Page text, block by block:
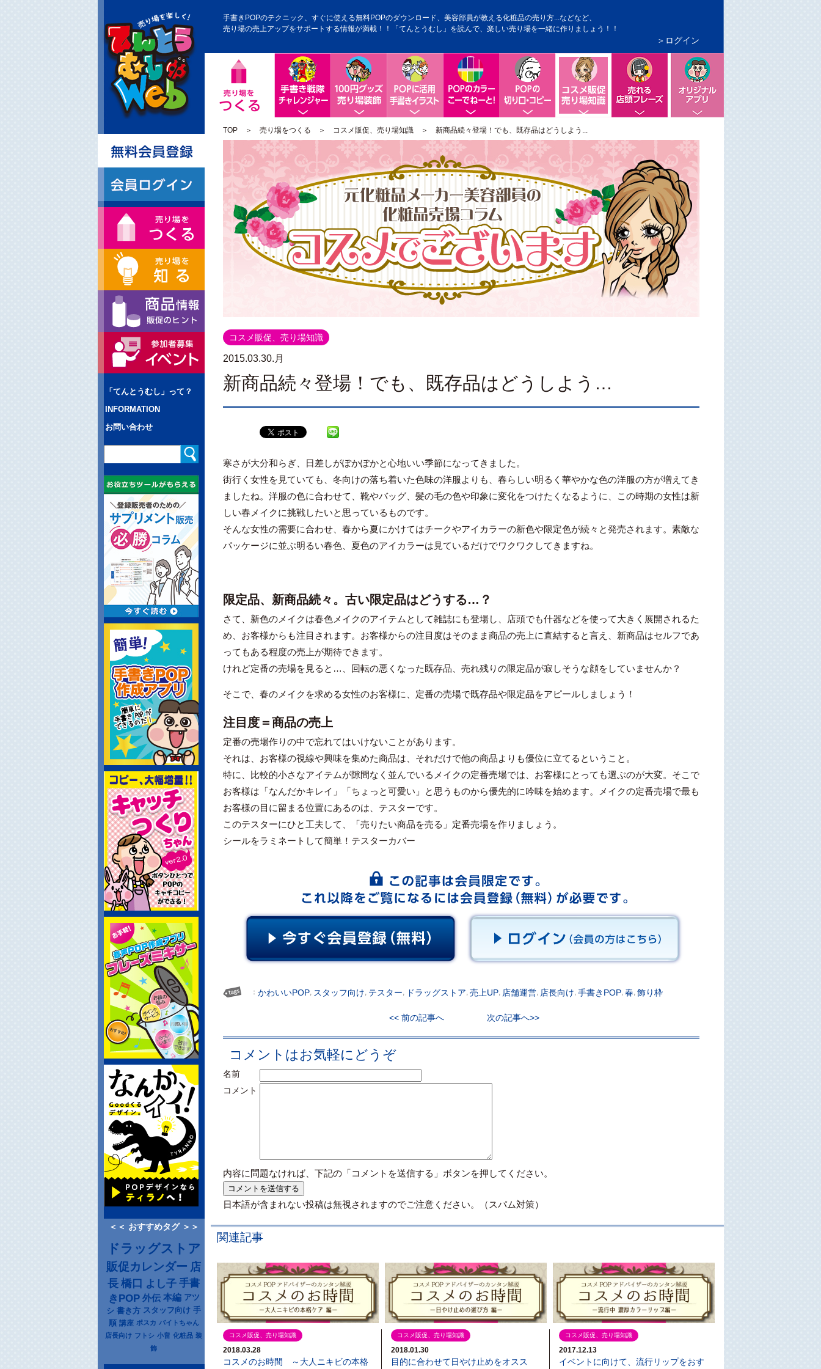
手書きPOPのテクニック、すぐに使える無料POPのダウンロード、美容部員が教える化粧品の売り方...などなど、
売り場の売上アップをサポートする情報が満載！！「てんとうむし」を読んで、楽しい売り場を一緒に作りましょう！！
＞ログイン
手書きPOP戦隊チャレンジャー
100円グッズ売り場装飾POPに活用手書きイラスト手書きPOPの色づかいPOPの切り口コピーコスメ販促、売り場知識店頭で売れるフレーズ
TOP＞ 売り場をつくる ＞ コスメ販促、売り場知識＞ 新商品続々登場！でも、既存品はどうしよう...
「てんとうむし」って？
INFORMATION
お問い合わせ
＜＜ おすすめタグ ＞＞
ドラッグストア
販促カレンダー 店
長 橋口 よし子 手書
きPOP 外伝 本編 アツ
シ 書き方 スタッフ向け 手
順 講座 ポスカ バイトちゃん
店長向け フトシ 小畠 化粧品 装
飾
コスメ販促、売り場知識
2015.03.30.月
新商品続々登場！でも、既存品はどうしよう…
寒さが大分和らぎ、日差しがぽかぽかと心地いい季節になってきました。
街行く女性を見ていても、冬向けの落ち着いた色味の洋服よりも、春らしい明るく華やかな色の洋服の方が増えてき
ましたね。洋服の色に合わせて、靴やバッグ、髪の毛の色や印象に変化をつけたくなるように、この時期の女性は新
しい春メイクに挑戦したいと思っているものです。
そんな女性の需要に合わせ、春から夏にかけてはチークやアイカラーの新色や限定色が続々と発売されます。素敵な
パッケージに並ぶ明るい春色、夏色のアイカラーは見ているだけでワクワクしてきますね。
限定品、新商品続々。古い限定品はどうする…？
さて、新色のメイクは春色メイクのアイテムとして雑誌にも登場し、店頭でも什器などを使って大きく展開されるた
め、お客様からも注目されます。お客様からの注目度はそのまま商品の売上に直結すると言え、新商品はセルフであ
ってもある程度の売上が期待できます。
けれど定番の売場を見ると…、回転の悪くなった既存品、売れ残りの限定品が寂しそうな顔をしていませんか？
そこで、春のメイクを求める女性のお客様に、定番の売場で既存品や限定品をアピールしましょう！
注目度＝商品の売上
定番の売場作りの中で忘れてはいけないことがあります。
それは、お客様の視線や興味を集めた商品は、それだけで他の商品よりも優位に立てるということ。
特に、比較的小さなアイテムが隙間なく並んでいるメイクの定番売場では、お客様にとっても選ぶのが大変。そこで
お客様は「なんだかキレイ」「ちょっと可愛い」と思うものから優先的に吟味を始めます。メイクの定番売場で最も
お客様の目に留まる位置にあるのは、テスターです。
このテスターにひと工夫して、「売りたい商品を売る」定番売場を作りましょう。
シールをラミネートして簡単！テスターカバー
： かわいいPOP, スタッフ向け, テスター, ドラッグストア, 売上UP, 店舗運営, 店長向け, 手書きPOP, 春, 飾り枠
<< 前の記事へ 次の記事へ>>
コメントはお気軽にどうぞ
名前
コメント
内容に問題なければ、下記の「コメントを送信する」ボタンを押してください。
日本語が含まれない投稿は無視されますのでご注意ください。（スパム対策）
関連記事
コスメ販促、売り場知識
2018.03.28
コスメのお時間 ～大人ニキビの本格
コスメ販促、売り場知識
2018.01.30
目的に合わせて日やけ止めをオスス
コスメ販促、売り場知識
2017.12.13
イベントに向けて、流行リップをおす